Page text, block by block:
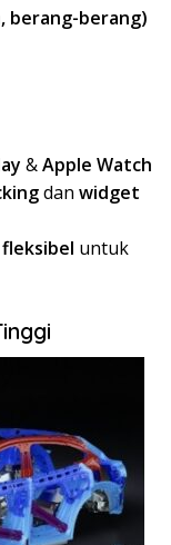
berang-berang)
&Apple Watch
dan widget
untuk